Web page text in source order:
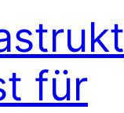
für